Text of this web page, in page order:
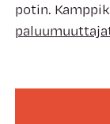
potin.